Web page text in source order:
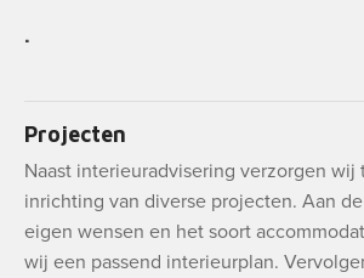
.
Projecten
Naast interieuradvisering verzorgen wij
inrichting van diverse projecten. Aan
eigen wensen en het soort
wij een passend interieurplan.